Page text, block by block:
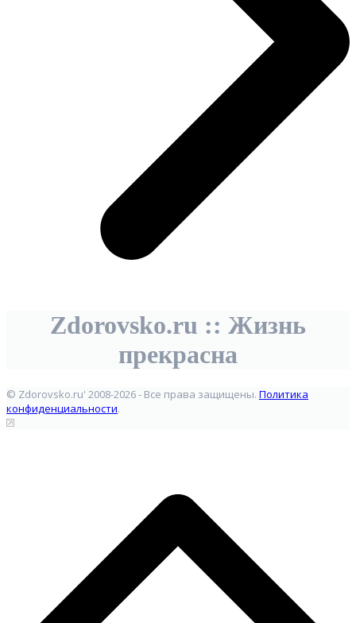
Zdorovsko.ru :: Жизнь
прекрасна
© Zdorovsko.ru' 2008-2026 - Все права защищены. Политика
конфиденциальности.